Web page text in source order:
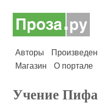
Авторы
Магазин
О портале
Учение